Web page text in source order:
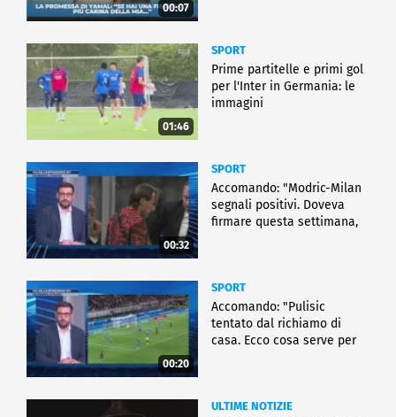
00:07
01:46
SPORT
Prime partitelle e primi gol
per l'Inter in Germania: le
immagini
00:32
SPORT
Accomando: "Modric-Milan
segnali positivi. Doveva
firmare questa settimana,
00:20
SPORT
Accomando: "Pulisic
tentato dal richiamo di
casa. Ecco cosa serve per
ULTIME NOTIZIE